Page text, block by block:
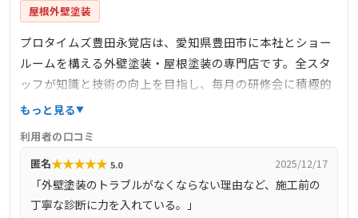
屋根外壁塗装
プロタイムズ豊田永覚店は、愛知県豊田市に本社とショー
ルームを構える外壁塗装・屋根塗装の専門店です。全スタ
ッフが知識と技術の向上を目指し、毎月の研修会に積極的
に参加しています。その結果、一人ひとりが自信を持って
施工店として認められています。地域の皆さまの大切なお
住まいを守るため、これからも地域密着型の塗装店とし
て、皆さまに塗装工事や防水工事を安心してお任せいただ
ける存在であり続けたいと考えています。「品質」と「安
もっと見る
利用者の口コミ
匿名★★★★★ 5.0 2025/12/17
「外壁塗装のトラブルがなくならない理由など、施工前の
丁寧な診断に力を入れている。」